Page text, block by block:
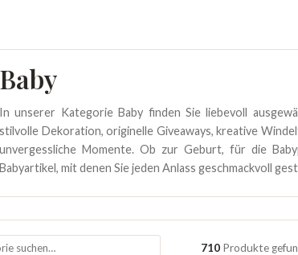
Baby
In unserer Kategorie Baby finden Sie liebevoll
stilvolle Dekoration, originelle Giveaways, kreative
unvergessliche Momente. Ob zur Geburt, für die
Babyartikel, mit denen Sie jeden Anlass geschmackvoll
710 Produkte